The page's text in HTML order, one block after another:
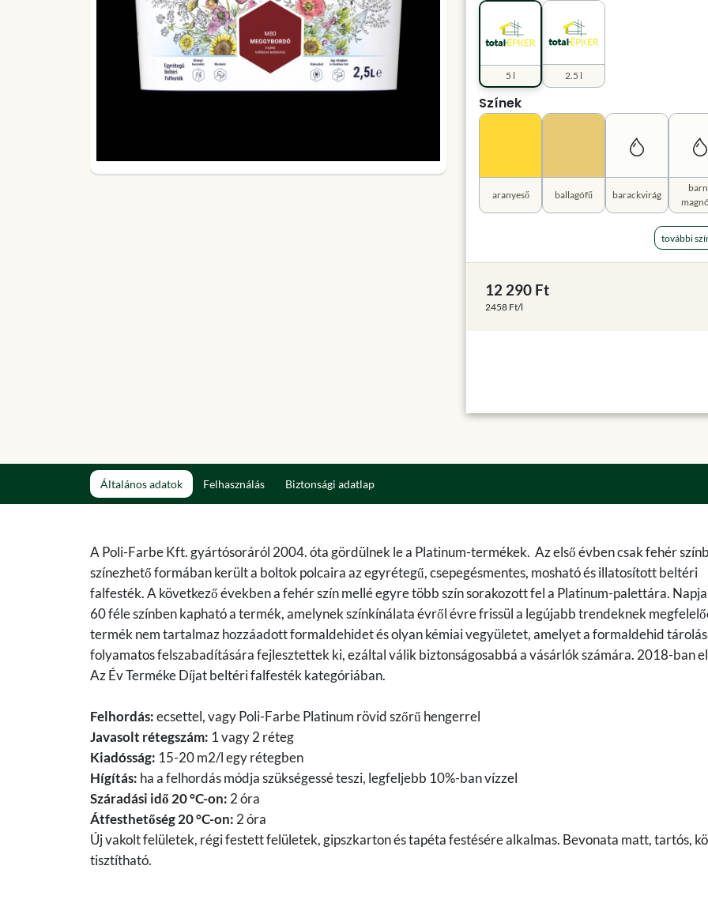
2.5 l
5 l
Színek
aranyeső ballagófű barackvirág
további
12 290 Ft
2458 Ft/l
Általános adatok Felhasználás Biztonsági adatlap
A Poli-Farbe Kft. gyártósoráról 2004. óta gördülnek le a Platinum-termékek. Az első évben csak fehér
színezhető formában került a boltok polcaira az egyrétegű, csepegésmentes, mosható és illatosított beltéri
falfesték. A következő években a fehér szín mellé egyre több szín sorakozott fel a Platinum-palettára.
60 féle színben kapható a termék, amelynek színkínálata évről évre frissül a legújabb trendeknek
termék nem tartalmaz hozzáadott formaldehidet és olyan kémiai vegyületet, amelyet a formaldehid
folyamatos felszabadítására fejlesztettek ki, ezáltal válik biztonságosabbá a vásárlók számára. 2018-ban
Az Év Terméke Díjat beltéri falfesték kategóriában.
Felhordás:ecsettel, vagy Poli-Farbe Platinum rövid szőrű hengerrel
Javasolt rétegszám: 1 vagy 2 réteg
Kiadósság: 15-20 m2/l egy rétegben
Hígítás: ha a felhordás módja szükségessé teszi, legfeljebb 10%-ban vízzel
Száradási idő 20 °C-on: 2 óra
Átfesthetőség 20 °C-on: 2 óra
Új vakolt felületek, régi festett felületek, gipszkarton és tapéta festésére alkalmas. Bevonata matt, tartós,
tisztítható.